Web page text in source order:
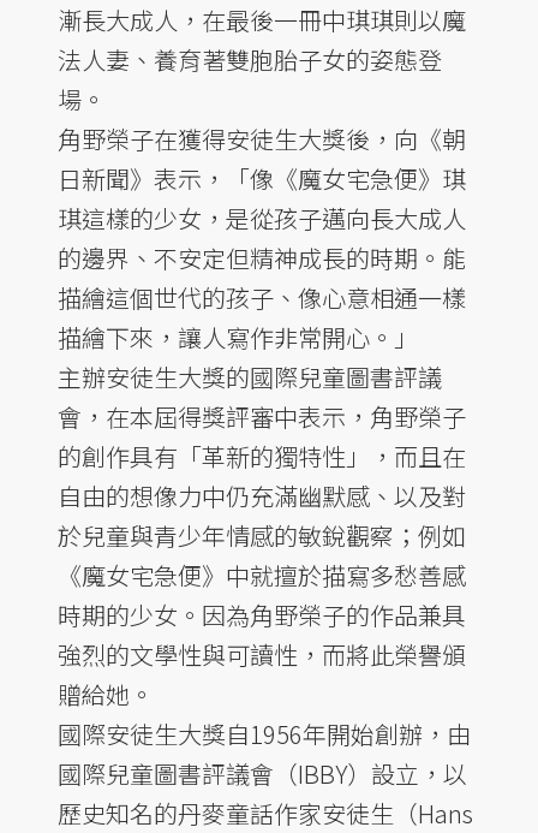
漸長大成人，在最後一冊中琪琪則以魔
法人妻、養育著雙胞胎子女的姿態登
場。
角野榮子在獲得安徒生大獎後，向《朝
日新聞》表示，「像《魔女宅急便》琪
琪這樣的少女，是從孩子邁向長大成人
的邊界、不安定但精神成長的時期。能
描繪這個世代的孩子、像心意相通一樣
描繪下來，讓人寫作非常開心。」
主辦安徒生大獎的國際兒童圖書評議
會，在本屆得獎評審中表示，角野榮子
的創作具有「革新的獨特性」，而且在
自由的想像力中仍充滿幽默感、以及對
於兒童與青少年情感的敏銳觀察；例如
《魔女宅急便》中就擅於描寫多愁善感
時期的少女。因為角野榮子的作品兼具
強烈的文學性與可讀性，而將此榮譽頒
贈給她。
國際安徒生大獎自1956年開始創辦，由
國際兒童圖書評議會（IBBY）設立，以
歷史知名的丹麥童話作家安徒生（Hans